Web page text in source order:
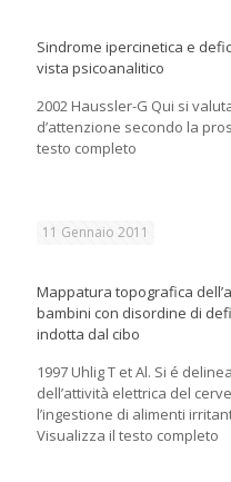
Sindrome ipercinetica e
vista psicoanalitico
2002 Haussler-G Qui si
d’attenzione secondo la
testo completo
11 Gennaio 2011
Mappatura topografica
bambini con disordine di
indotta dal cibo
1997 Uhlig T et Al. Si é
dell’attività elettrica del
l’ingestione di alimenti
Visualizza il testo completo